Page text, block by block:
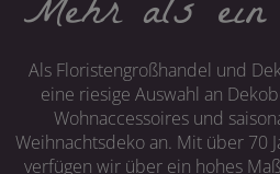
Als Floristengroßhandel und
eine riesige Auswahl an
Wohnaccessoires und
Weihnachtsdeko an. Mit über 70
verfügen wir über ein hohes